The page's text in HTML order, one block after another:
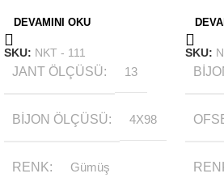
DEVAMINI OKU
SKU: NKT - 111
JANT ÖLÇÜSÜ 13
BIJON ÖLÇÜSÜ 4X98
RENK Gümüş
SKU: